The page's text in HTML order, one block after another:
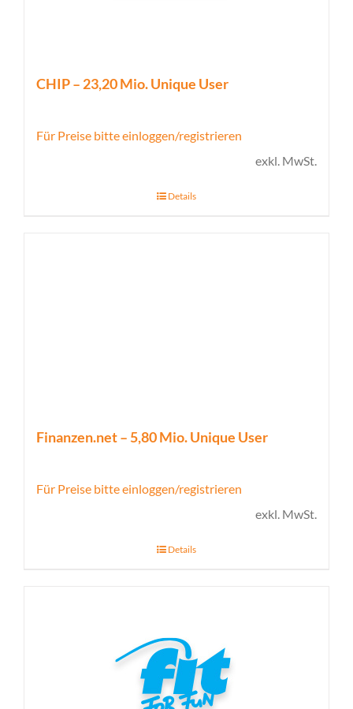
CHIP – 23,20 Mio. Unique User
Für Preise bitte einloggen/registrieren
exkl. MwSt.
Details
Finanzen.net – 5,80 Mio. Unique User
Für Preise bitte einloggen/registrieren
exkl. MwSt.
Details